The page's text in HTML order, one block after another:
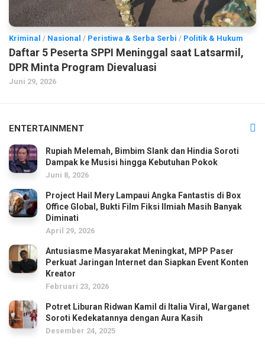
Kriminal / Nasional / Peristiwa & Serba Serbi / Politik & Hukum
Daftar 5 Peserta SPPI Meninggal saat Latsarmil,
DPR Minta Program Dievaluasi
Juni 29, 2026
ENTERTAINMENT
Rupiah Melemah, Bimbim Slank dan Hindia Soroti
Dampak ke Musisi hingga Kebutuhan Pokok
Juni 8, 2026
Project Hail Mery Lampaui Angka Fantastis di Box
Office Global, Bukti Film Fiksi Ilmiah Masih Banyak
Diminati
April 29, 2026
Antusiasme Masyarakat Meningkat, MPP Paser
Perkuat Jaringan Internet dan Siapkan Event Konten
Kreator
Februari 23, 2026
Potret Liburan Ridwan Kamil di Italia Viral, Warganet
Soroti Kedekatannya dengan Aura Kasih
Desember 24, 2025